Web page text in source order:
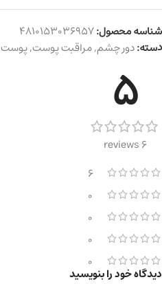
شناسه محصول:4810153036957
دسته:دور چشم,مراقبت پوست,پوست
5
6 reviews
6
0
0
0
0
دیدگاه خود را بنویسید